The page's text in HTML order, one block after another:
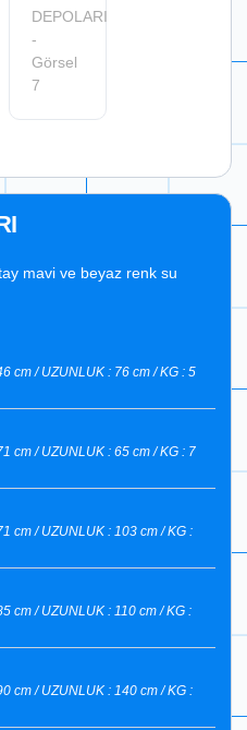
mavi ve beyaz renk su
cm / UZUNLUK : 76 cm / KG : 5
cm / UZUNLUK : 65 cm / KG : 7
cm / UZUNLUK : 103 cm / KG :
cm / UZUNLUK : 110 cm / KG :
cm / UZUNLUK : 140 cm / KG :